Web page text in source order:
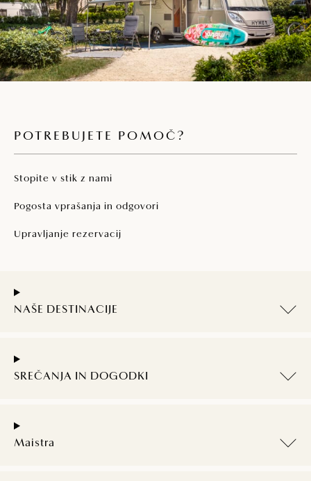
Sedem sanitarnih vozlov je razporejenih
vzdolž celotnega kampa v neposredni
bližini parcel. Poleg visokokakovostne
standardne opreme boste tukaj našli tudi
otroške sanitarije in prostore za
preoblačenje dojenčkov, prostore za pranje
POTREBUJETE POMOČ?
Stopite v stik z nami
Pogosta vprašanja in odgovori
Upravljanje rezervacij
NAŠE DESTINACIJE
SREČANJA IN DOGODKI
Maistra